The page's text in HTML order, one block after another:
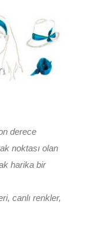
derece
noktası olan
harika bir
canlı renkler,